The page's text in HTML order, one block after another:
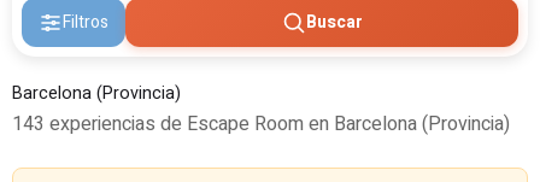
Filtros Buscar
Barcelona (Provincia)
143 experiencias de Escape Room en Barcelona (Provincia)